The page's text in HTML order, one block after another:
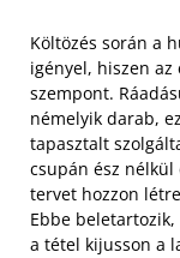
Költözés során a
igényel, hiszen az
szempont.
némelyik darab,
tapasztalt
csupán ész nélkül
tervet hozzon
Ebbe
a tétel kijusson a